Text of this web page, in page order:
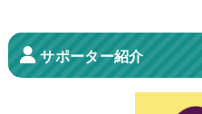
サポーター紹介